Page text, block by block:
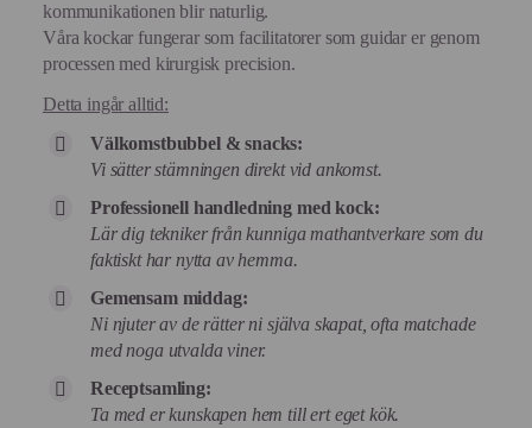
kommunikationen blir naturlig.
Våra kockar fungerar som facilitatorer som guidar er genom
processen med kirurgisk precision.
Detta ingår alltid:
Välkomstbubbel & snacks:
Vi sätter stämningen direkt vid ankomst.
Professionell handledning med kock:
Lär dig tekniker från kunniga mathantverkare som du
faktiskt har nytta av hemma.
Gemensam middag:
Ni njuter av de rätter ni själva skapat, ofta matchade
med noga utvalda viner.
Receptsamling:
Ta med er kunskapen hem till ert eget kök.